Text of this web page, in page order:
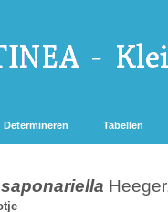
Determineren Tabellen